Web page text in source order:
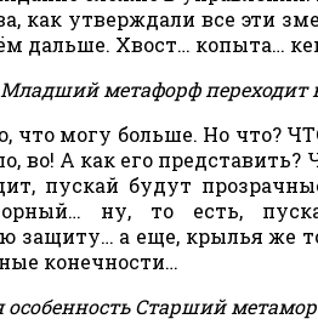
как утверждали все эти
дальше. Хвост… копыта…
Младший метафорф
что могу больше. Но что?
во! А как его
пускай будут
ну, то есть,
защиту… а еще, крылья же
конечности…
особенность Старший